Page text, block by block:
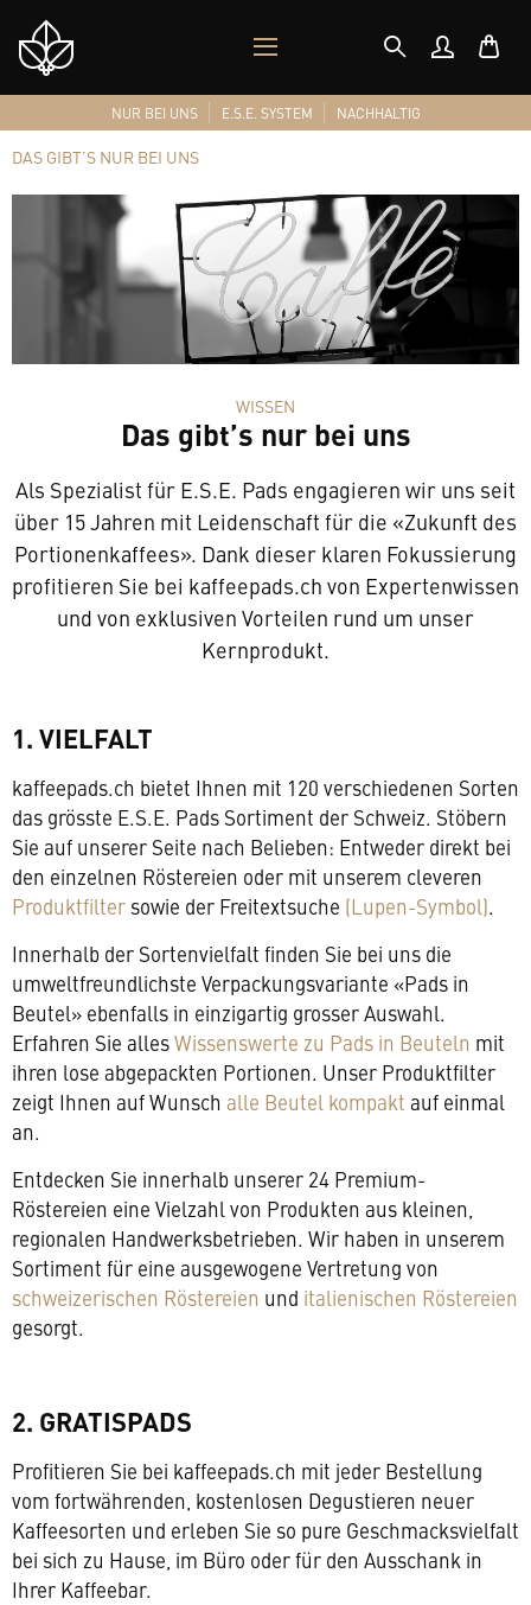
Shop
Logo
MOBILES
MENÜ
NUR BEI UNS E.S.E. SYSTEM NACHHALTIG
DAS GIBT’S NUR BEI UNS
WISSEN
Das gibt’s nur bei uns
Als Spezialist für E.S.E. Pads engagieren wir uns seit
über 15 Jahren mit Leidenschaft für die «Zukunft des
Portionenkaffees». Dank dieser klaren Fokussierung
profitieren Sie bei kaffeepads.ch von Expertenwissen
und von exklusiven Vorteilen rund um unser
Kernprodukt.
1. VIELFALT
kaffeepads.ch bietet Ihnen mit 120 verschiedenen Sorten
das grösste E.S.E. Pads Sortiment der Schweiz. Stöbern
Sie auf unserer Seite nach Belieben: Entweder direkt bei
den einzelnen Röstereien oder mit unserem cleveren
Produktfilter sowie der Freitextsuche (Lupen-Symbol).
Innerhalb der Sortenvielfalt finden Sie bei uns die
umweltfreundlichste Verpackungsvariante «Pads in
Beutel» ebenfalls in einzigartig grosser Auswahl.
Erfahren Sie allesWissenswerte zu Pads in Beuteln mit
ihren lose abgepackten Portionen. Unser Produktfilter
zeigt Ihnen auf Wunsch alle Beutel kompakt auf einmal
an.
Entdecken Sie innerhalb unserer 24 Premium-
Röstereien eine Vielzahl von Produkten aus kleinen,
regionalen Handwerksbetrieben. Wir haben in unserem
Sortiment für eine ausgewogene Vertretung von
schweizerischen Röstereien und italienischen Röstereien
gesorgt.
2. GRATISPADS
Profitieren Sie bei kaffeepads.ch mit jeder Bestellung
vom fortwährenden, kostenlosen Degustieren neuer
Kaffeesorten und erleben Sie so pure Geschmacksvielfalt
bei sich zu Hause, im Büro oder für den Ausschank in
Ihrer Kaffeebar.